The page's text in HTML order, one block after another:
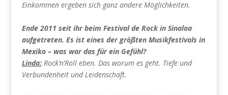
Einkommen ergeben sich ganz andere Möglichkeiten.
Ende 2011 seit ihr beim Festival de Rock in Sinaloa
aufgetreten. Es ist eines der größten Musikfestivals in
Mexiko – was war das für ein Gefühl?
Linda:Rock’n’Roll eben. Das worum es geht. Tiefe und
Verbundenheit und Leidenschaft.